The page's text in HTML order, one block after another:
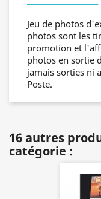
Jeu de photos
photos sont les
promotion et
photos en sortie
jamais sorties ni
Poste.
16 autres
catégorie :